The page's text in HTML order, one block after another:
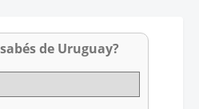
de Uruguay?